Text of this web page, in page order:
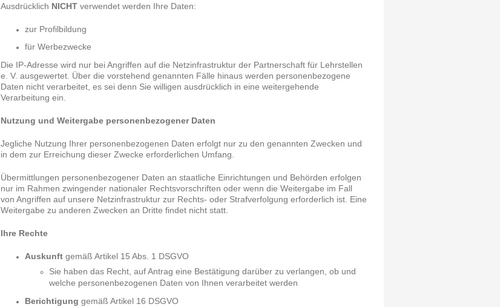
Ausdrücklich NICHT verwendet werden Ihre Daten:
zur Profilbildung
für Werbezwecke
Die IP-Adresse wird nur bei Angriffen auf die Netzinfrastruktur der Partnerschaft für Lehrstellen
e. V. ausgewertet. Über die vorstehend genannten Fälle hinaus werden personenbezogene
Daten nicht verarbeitet, es sei denn Sie willigen ausdrücklich in eine weitergehende
Verarbeitung ein.
Nutzung und Weitergabe personenbezogener Daten
Jegliche Nutzung Ihrer personenbezogenen Daten erfolgt nur zu den genannten Zwecken und
in dem zur Erreichung dieser Zwecke erforderlichen Umfang.
Übermittlungen personenbezogener Daten an staatliche Einrichtungen und Behörden erfolgen
nur im Rahmen zwingender nationaler Rechtsvorschriften oder wenn die Weitergabe im Fall
von Angriffen auf unsere Netzinfrastruktur zur Rechts- oder Strafverfolgung erforderlich ist. Eine
Weitergabe zu anderen Zwecken an Dritte findet nicht statt.
Ihre Rechte
Auskunft gemäß Artikel 15 Abs. 1 DSGVO
Sie haben das Recht, auf Antrag eine Bestätigung darüber zu verlangen, ob und
welche personenbezogenen Daten von Ihnen verarbeitet werden
Berichtigung gemäß Artikel 16 DSGVO